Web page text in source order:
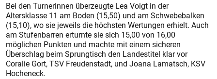
Bei den Turnerinnen überzeugte Lea Voigt in der
Altersklasse 11 am Boden (15,50) und am Schwebebalken
(15,10), wo sie jeweils die höchs­ten Wertungen erhielt. Auch
am Stufenbarren erturnte sie sich 15,00 von 16,00
möglichen Punkten und machte mit einem sicheren
Überschlag beim Sprungtisch den Landes­titel klar vor
Coralie Gort, TSV Freudenstadt, und Joana Lamatsch, KSV
Hocheneck.